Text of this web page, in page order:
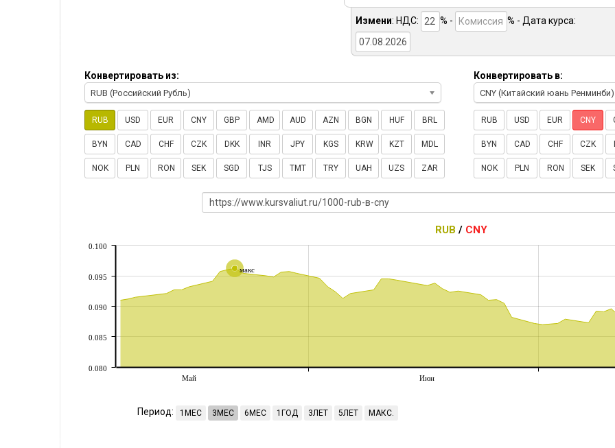
Измени: НДС: % - % - Дата курса:
Конвертировать из:
RUB (Российский Рубль)
RUB USD EUR CNY GBP AMD AUD AZN BGN HUF BRL
BYN CAD CHF CZK DKK INR JPY KGS KRW KZT MDL
NOK PLN RON SEK SGD TJS TMT TRY UAH UZS ZAR
Конвертировать в:
CNY (Китайский юань Ренминби)
RUB USD EUR CNY
BYN CAD CHF CZK
NOK PLN RON SEK
RUB / CNY
макс
Май Июн
0.080
0.085
0.090
0.095
0.100
Период: 1МЕС 3МЕС 6МЕС 1ГОД 3ЛЕТ 5ЛЕТ МАКС.